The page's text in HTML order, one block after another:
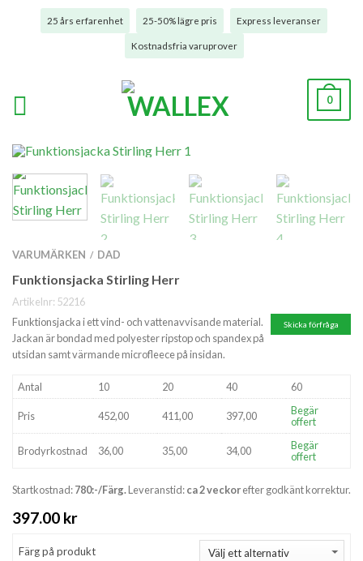
25 års erfarenhet 25-50% lägre pris Express leveranser
Kostnadsfria varuprover
0
VARUMÄRKEN / DAD
Funktionsjacka Stirling Herr
Artikelnr: 52216
Skicka förfråga
Funktionsjacka i ett vind- och vattenavvisande material.
Jackan är bondad med polyester ripstop och spandex på
utsidan samt värmande microfleece på insidan.
Antal 10 20 40 60
Pris 452,00 411,00 397,00
Begär
offert
Brodyrkostnad 36,00 35,00 34,00
Begär
offert
Startkostnad:780:-/Färg.Leveranstid:ca 2 veckorefter godkänt korrektur.
397.00 kr
Färg på produkt